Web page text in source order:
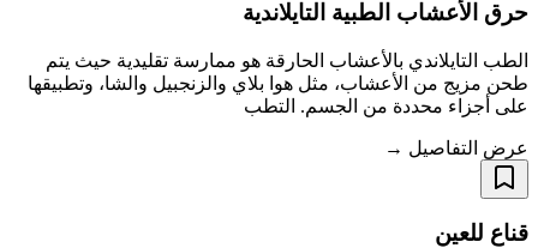
حرق الأعشاب الطبية التايلاندية
الطب التايلاندي بالأعشاب الحارقة هو ممارسة تقليدية حيث يتم
طحن مزيج من الأعشاب، مثل هوا بلاي والزنجبيل والشا، وتطبيقها
على أجزاء محددة من الجسم. التطب
عرض التفاصيل →
قناع للعين